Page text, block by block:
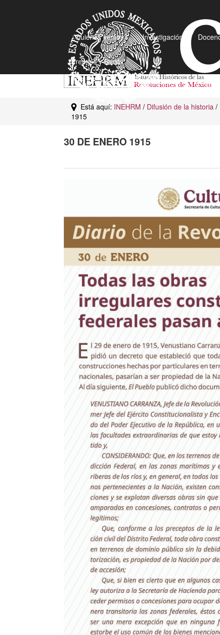
¿Quiénes somos? Investigación
Premios y Becas
Está aquí: INEHRM / Difusión de la historia /
1915
30 DE ENERO 1915